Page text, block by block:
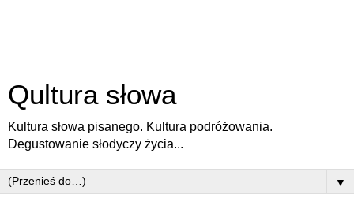
Qultura słowa
Kultura słowa pisanego. Kultura podróżowania.
Degustowanie słodyczy życia...
▼